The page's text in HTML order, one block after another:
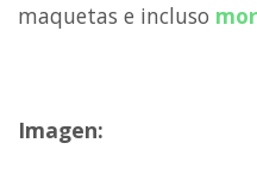
maquetas e incluso
Imagen: